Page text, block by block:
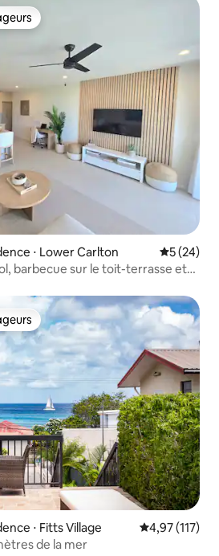
les plus appréciés
⋅ Lower Carlton
5 (24)
barbecue sur le toit-terrasse et
les plus appréciés
⋅ Fitts Village Évaluation
4,97 (117)
de la mer